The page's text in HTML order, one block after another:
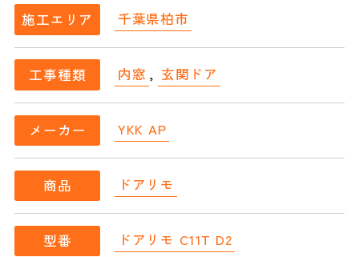
施工エリア 千葉県柏市
工事種類 内窓 , 玄関ドア
メーカー YKK AP
商品 ドアリモ
型番 ドアリモ C11T D2